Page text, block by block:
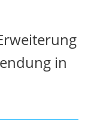
in